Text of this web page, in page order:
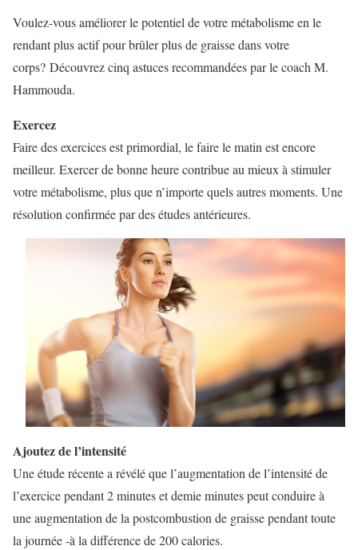
Voulez-vous améliorer le potentiel de votre métabolisme en le
rendant plus actif pour brûler plus de graisse dans votre
corps? Découvrez cinq astuces recommandées par le coach M.
Hammouda.
Exercez
Faire des exercices est primordial, le faire le matin est encore
meilleur. Exercer de bonne heure contribue au mieux à stimuler
votre métabolisme, plus que n’importe quels autres moments. Une
résolution confirmée par des études antérieures.
Ajoutez de l’intensité
Une étude récente a révélé que l’augmentation de l’intensité de
l’exercice pendant 2 minutes et demie minutes peut conduire à
une augmentation de la postcombustion de graisse pendant toute
la journée -à la différence de 200 calories.